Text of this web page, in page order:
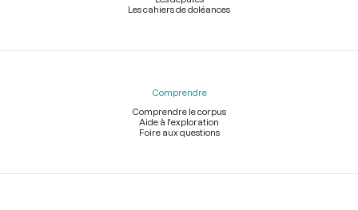
Les cahiers de doléances
Comprendre
Comprendre le corpus
Aide à l'exploration
Foire aux questions